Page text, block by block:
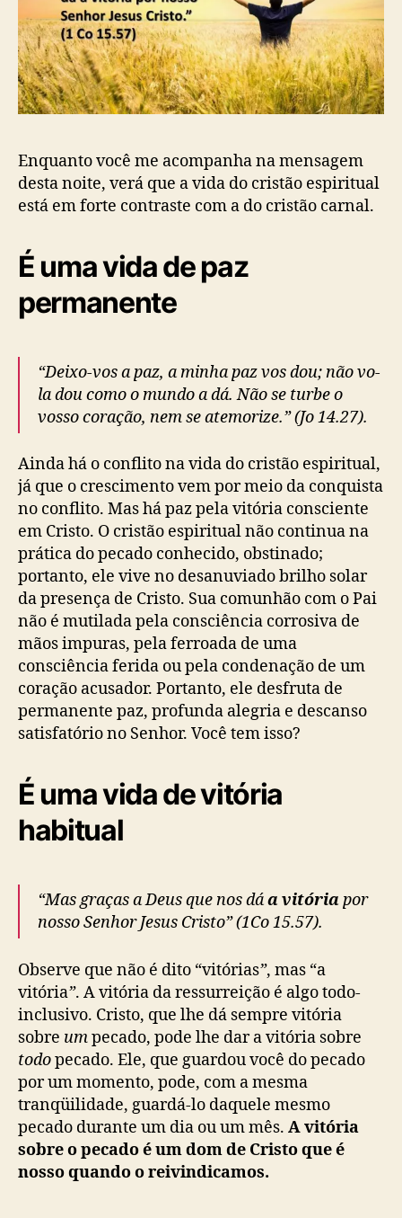
p
i
r
i
t
u
l
Enquanto você me acompanha na mensagem
desta noite, verá que a vida do cristão espiritual
está em forte contraste com a do cristão carnal.
É uma vida de paz
permanente
“Deixo-vos a paz, a minha paz vos dou; não vo-
la dou como o mundo a dá. Não se turbe o
vosso coração, nem se atemorize.” (Jo 14.27).
Ainda há o conflito na vida do cristão espiritual,
já que o crescimento vem por meio da conquista
no conflito. Mas há paz pela vitória consciente
em Cristo. O cristão espiritual não continua na
prática do pecado conhecido, obstinado;
portanto, ele vive no desanuviado brilho solar
da presença de Cristo. Sua comunhão com o Pai
não é mutilada pela consciência corrosiva de
mãos impuras, pela ferroada de uma
consciência ferida ou pela condenação de um
coração acusador. Portanto, ele desfruta de
permanente paz, profunda alegria e descanso
satisfatório no Senhor. Você tem isso?
É uma vida de vitória
habitual
“Mas graças a Deus que nos dáa vitória por
nosso Senhor Jesus Cristo” (1Co 15.57).
Observe que não é dito “vitórias”, mas “a
vitória”. A vitória da ressurreição é algo todo-
inclusivo. Cristo, que lhe dá sempre vitória
sobre umpecado, pode lhe dar a vitória sobre
todopecado. Ele, que guardou você do pecado
por um momento, pode, com a mesma
tranqüilidade, guardá-lo daquele mesmo
pecado durante um dia ou um mês. A vitória
sobre o pecado é um dom de Cristo que é
nosso quando o reivindicamos.